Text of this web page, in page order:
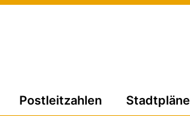
Postleitzahlen Stadtpläne